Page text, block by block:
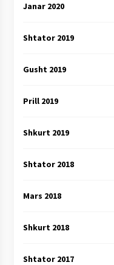
Janar 2020
Shtator 2019
Gusht 2019
Prill 2019
Shkurt 2019
Shtator 2018
Mars 2018
Shkurt 2018
Shtator 2017